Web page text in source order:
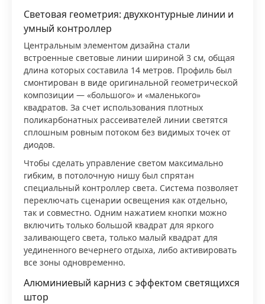
Световая геометрия: двухконтурные линии и
умный контроллер
Центральным элементом дизайна стали
встроенные световые линии шириной 3 см, общая
длина которых составила 14 метров. Профиль был
смонтирован в виде оригинальной геометрической
композиции — «большого» и «маленького»
квадратов. За счет использования плотных
поликарбонатных рассеивателей линии светятся
сплошным ровным потоком без видимых точек от
диодов.
Чтобы сделать управление светом максимально
гибким, в потолочную нишу был спрятан
специальный контроллер света. Система позволяет
переключать сценарии освещения как отдельно,
так и совместно. Одним нажатием кнопки можно
включить только большой квадрат для яркого
заливающего света, только малый квадрат для
уединенного вечернего отдыха, либо активировать
все зоны одновременно.
Алюминиевый карниз с эффектом светящихся
штор